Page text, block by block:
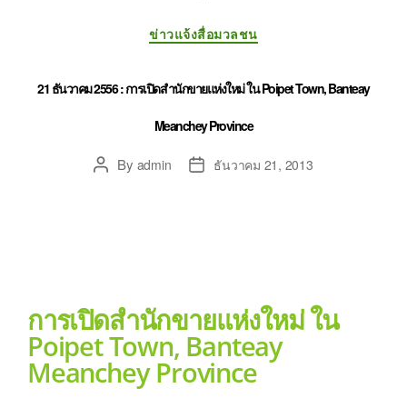
ข่าวแจ้งสื่อมวลชน
21 ธันวาคม 2556 : การเปิดสำนักขายแห่งใหม่ ใน Poipet Town, Banteay
Meanchey Province
By admin ธันวาคม 21, 2013
การเปิดสำนักขายแห่งใหม่ ใน
Poipet Town, Banteay
Meanchey Province